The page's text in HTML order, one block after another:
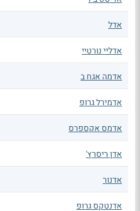
אדל
אדליי נורטיי
אדמה אגח ב
אדמירל גרופ
אדמס אקספרס
אדן ריסרץ'
אדנור
אדנטקס גרופ